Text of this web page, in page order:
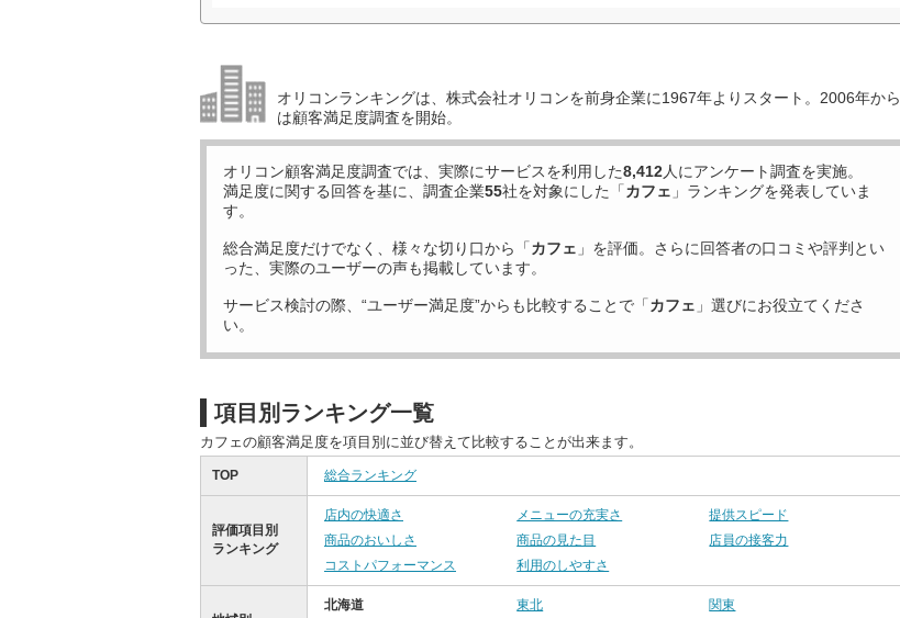
オリコンランキングは、株式会社オリコンを前身企業に1967年よりスタート。2006年から
は顧客満足度調査を開始。
オリコン顧客満足度調査では、実際にサービスを利用した8,412人にアンケート調査を実施。
満足度に関する回答を基に、調査企業55社を対象にした「カフェ 」ランキングを発表していま
す。
総合満足度だけでなく、様々な切り口から「カフェ 」を評価。さらに回答者の口コミや評判とい
った、実際のユーザーの声も掲載しています。
サービス検討の際、“ユーザー満足度”からも比較することで「カフェ 」選びにお役立てくださ
い。
項目別ランキング一覧
カフェの顧客満足度を項目別に並び替えて比較することが出来ます。
TOP 総合ランキング
評価項目別
ランキング
店内の快適さ メニューの充実さ
提供スピード
商品のおいしさ
商品の見た目
店員の接客力
コストパフォーマンス
利用のしやすさ
北海道 東北
関東